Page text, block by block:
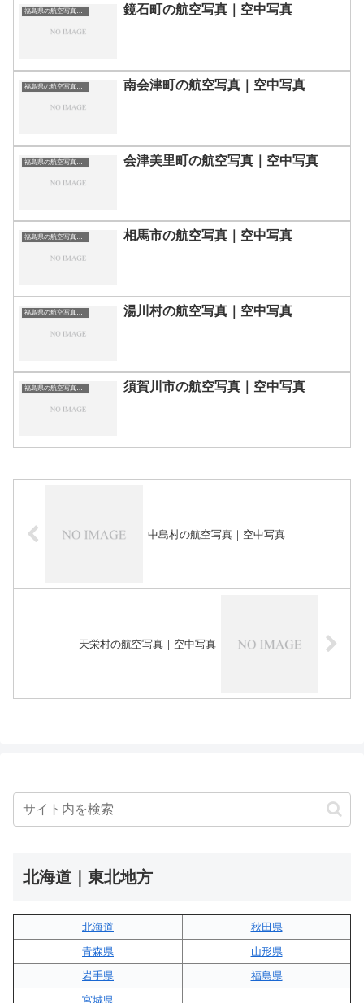
鏡石町の航空写真｜空中写真
南会津町の航空写真｜空中写真
会津美里町の航空写真｜空中写真
福島県の航空写真・空中写真 相馬市の航空写真｜空中写真
福島県の航空写真・空中写真 湯川村の航空写真｜空中写真
福島県の航空写真・空中写真 須賀川市の航空写真｜空中写真
中島村の航空写真｜空中写真
天栄村の航空写真｜空中写真
北海道｜東北地方
北海道
秋田県
青森県
山形県
岩手県
福島県
宮城県
–